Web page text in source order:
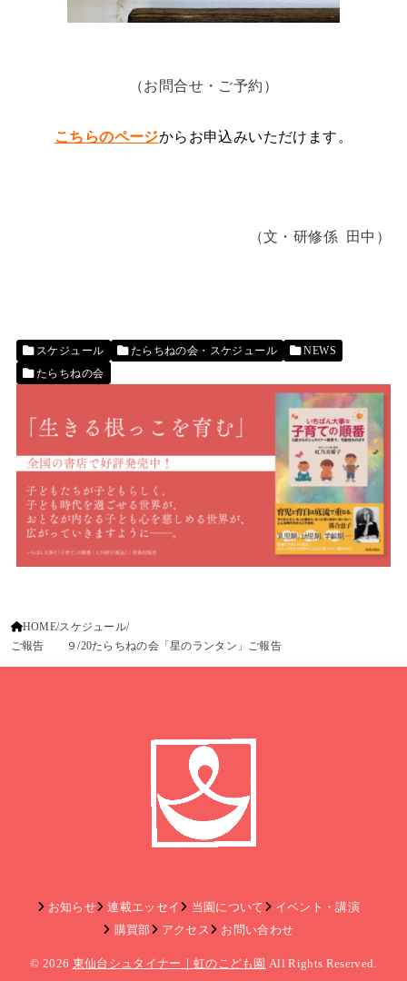
（お問合せ・ご予約）
こちらのページからお申込みいただけます。
（文・研修係 田中 ）
スケジュール たらちねの会・スケジュール
NEWS
たらちねの会
HOME スケジュール
ご報告 ９/20たらちねの会「星のランタン」ご報告
お知らせ 連載エッセイ 当園について
イベント・講演
購買部
アクセス お問い合わせ
© 2026 東仙台シュタイナー｜虹のこども園 All Rights Reserved.